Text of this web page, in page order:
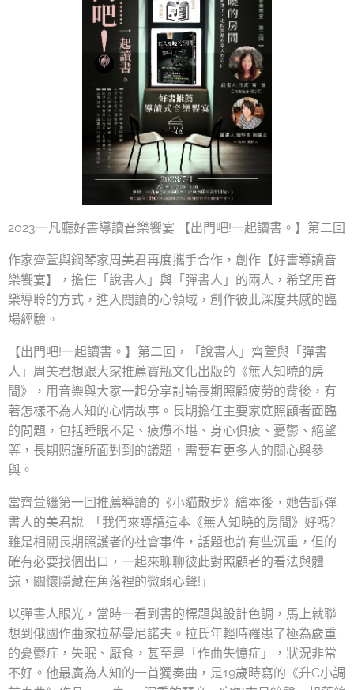
2023一凡廳好書導讀音樂饗宴 【出門吧!一起讀書。】第二回
作家齊萱與鋼琴家周美君再度攜手合作，創作【好書導讀音
樂饗宴】，擔任「說書人」與「彈書人」的兩人，希望用音
樂導聆的方式，進入閱讀的心領域，創作彼此深度共感的臨
場經驗。
【出門吧!一起讀書。】第二回，「說書人」齊萱與「彈書
人」周美君想跟大家推薦寶瓶文化出版的《無人知曉的房
間》，用音樂與大家一起分享討論長期照顧疲勞的背後，有
著怎樣不為人知的心情故事。長期擔任主要家庭照顧者面臨
的問題，包括睡眠不足、疲憊不堪、身心俱疲、憂鬱、絕望
等，長期照護所面對到的議題，需要有更多人的關心與參
與。
當齊萱繼第一回推薦導讀的《小貓散步》繪本後，她告訴彈
書人的美君說: 「我們來導讀這本《無人知曉的房間》好嗎?
雖是相關長期照護者的社會事件，話題也許有些沉重，但的
確有必要找個出口，一起來聊聊彼此對照顧者的看法與體
諒，關懷隱藏在角落裡的微弱心聲!」
以彈書人眼光，當時一看到書的標題與設計色調，馬上就聯
想到俄國作曲家拉赫曼尼諾夫。拉氏年輕時罹患了極為嚴重
的憂鬱症，失眠、厭食，甚至是「作曲失憶症」，狀況非常
不好。他最廣為人知的一首獨奏曲，是19歲時寫的《升C小調